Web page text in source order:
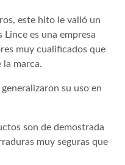
este hito le valió un
es una empresa
muy cualificados que
marca.
su uso en
son de demostrada
muy seguras que